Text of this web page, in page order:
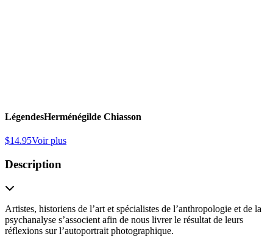
LégendesHerménégilde Chiasson
$14.95Voir plus
Description
Artistes, historiens de l’art et spécialistes de l’anthropologie et de la
psychanalyse s’associent afin de nous livrer le résultat de leurs
réflexions sur l’autoportrait photographique.